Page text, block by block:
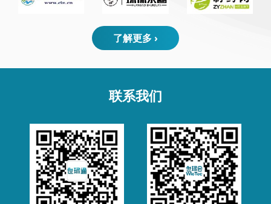
了解更多 ›
联系我们